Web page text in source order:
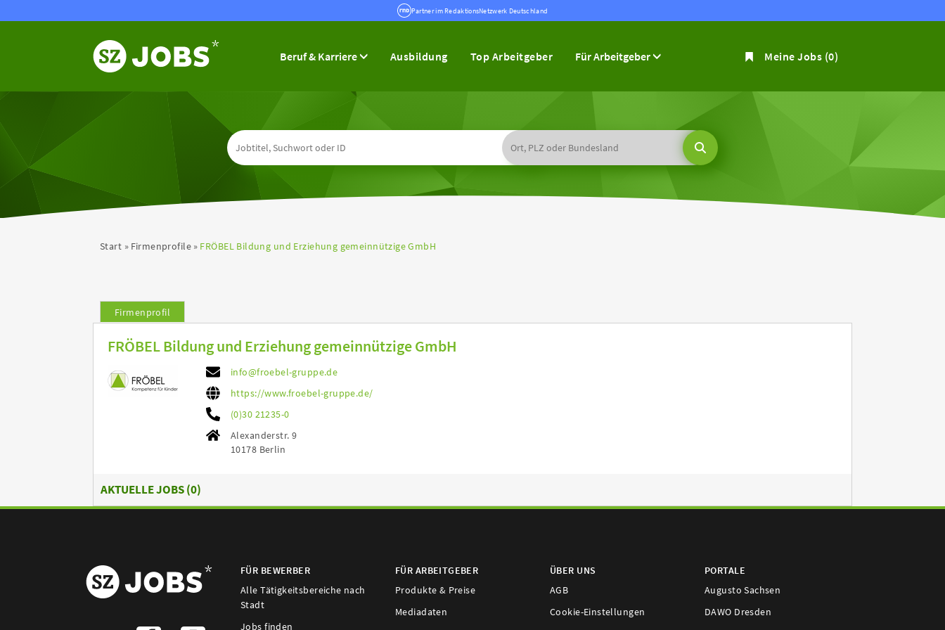
Partner im RedaktionsNetzwerk Deutschland
Beruf & Karriere Ausbildung Top Arbeitgeber Für Arbeitgeber Meine Jobs (0)
Start Firmenprofile FRÖBEL Bildung und Erziehung gemeinnützige GmbH
Firmenprofil
FRÖBEL Bildung und Erziehung gemeinnützige GmbH
info@froebel-gruppe.de
https://www.froebel-gruppe.de/
(0)30 21235-0
Alexanderstr. 9
10178 Berlin
AKTUELLE JOBS (0)
FÜR BEWERBER
Alle Tätigkeitsbereiche nach
Stadt
Jobs finden
FÜR ARBEITGEBER
Produkte & Preise
Mediadaten
ÜBER UNS
AGB
Cookie-Einstellungen
PORTALE
Augusto Sachsen
DAWO Dresden